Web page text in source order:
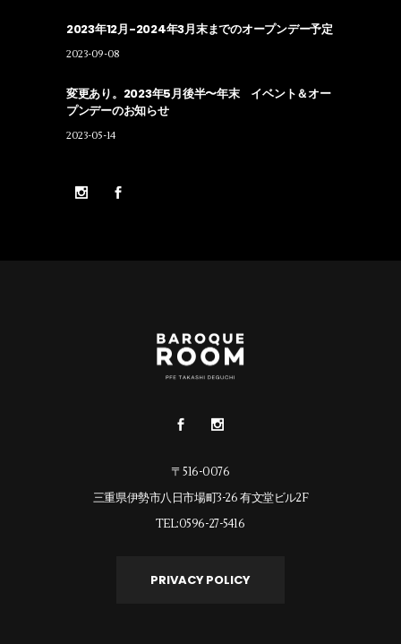
2023年12月-2024年3月末までのオープンデー予定
2023-09-08
変更あり。2023年5月後半〜年末 イベント＆オー
プンデーのお知らせ
2023-05-14
〒516-0076
三重県伊勢市八日市場町3-26 有文堂ビル2F
TEL:0596-27-5416
PRIVACY POLICY